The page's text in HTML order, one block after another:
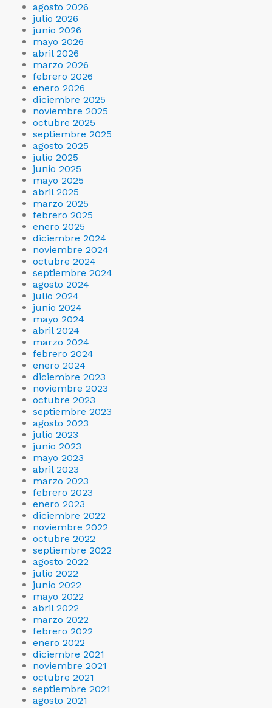
agosto 2026
julio 2026
junio 2026
mayo 2026
abril 2026
marzo 2026
febrero 2026
enero 2026
diciembre 2025
noviembre 2025
octubre 2025
septiembre 2025
agosto 2025
julio 2025
junio 2025
mayo 2025
abril 2025
marzo 2025
febrero 2025
enero 2025
diciembre 2024
noviembre 2024
octubre 2024
septiembre 2024
agosto 2024
julio 2024
junio 2024
mayo 2024
abril 2024
marzo 2024
febrero 2024
enero 2024
diciembre 2023
noviembre 2023
octubre 2023
septiembre 2023
agosto 2023
julio 2023
junio 2023
mayo 2023
abril 2023
marzo 2023
febrero 2023
enero 2023
diciembre 2022
noviembre 2022
octubre 2022
septiembre 2022
agosto 2022
julio 2022
junio 2022
mayo 2022
abril 2022
marzo 2022
febrero 2022
enero 2022
diciembre 2021
noviembre 2021
octubre 2021
septiembre 2021
agosto 2021